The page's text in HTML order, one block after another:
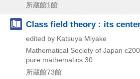
所蔵館1館
Class field theory : its
edited by Katsuya Miyake
Mathematical Society of Japan
pure mathematics 30
所蔵館73館